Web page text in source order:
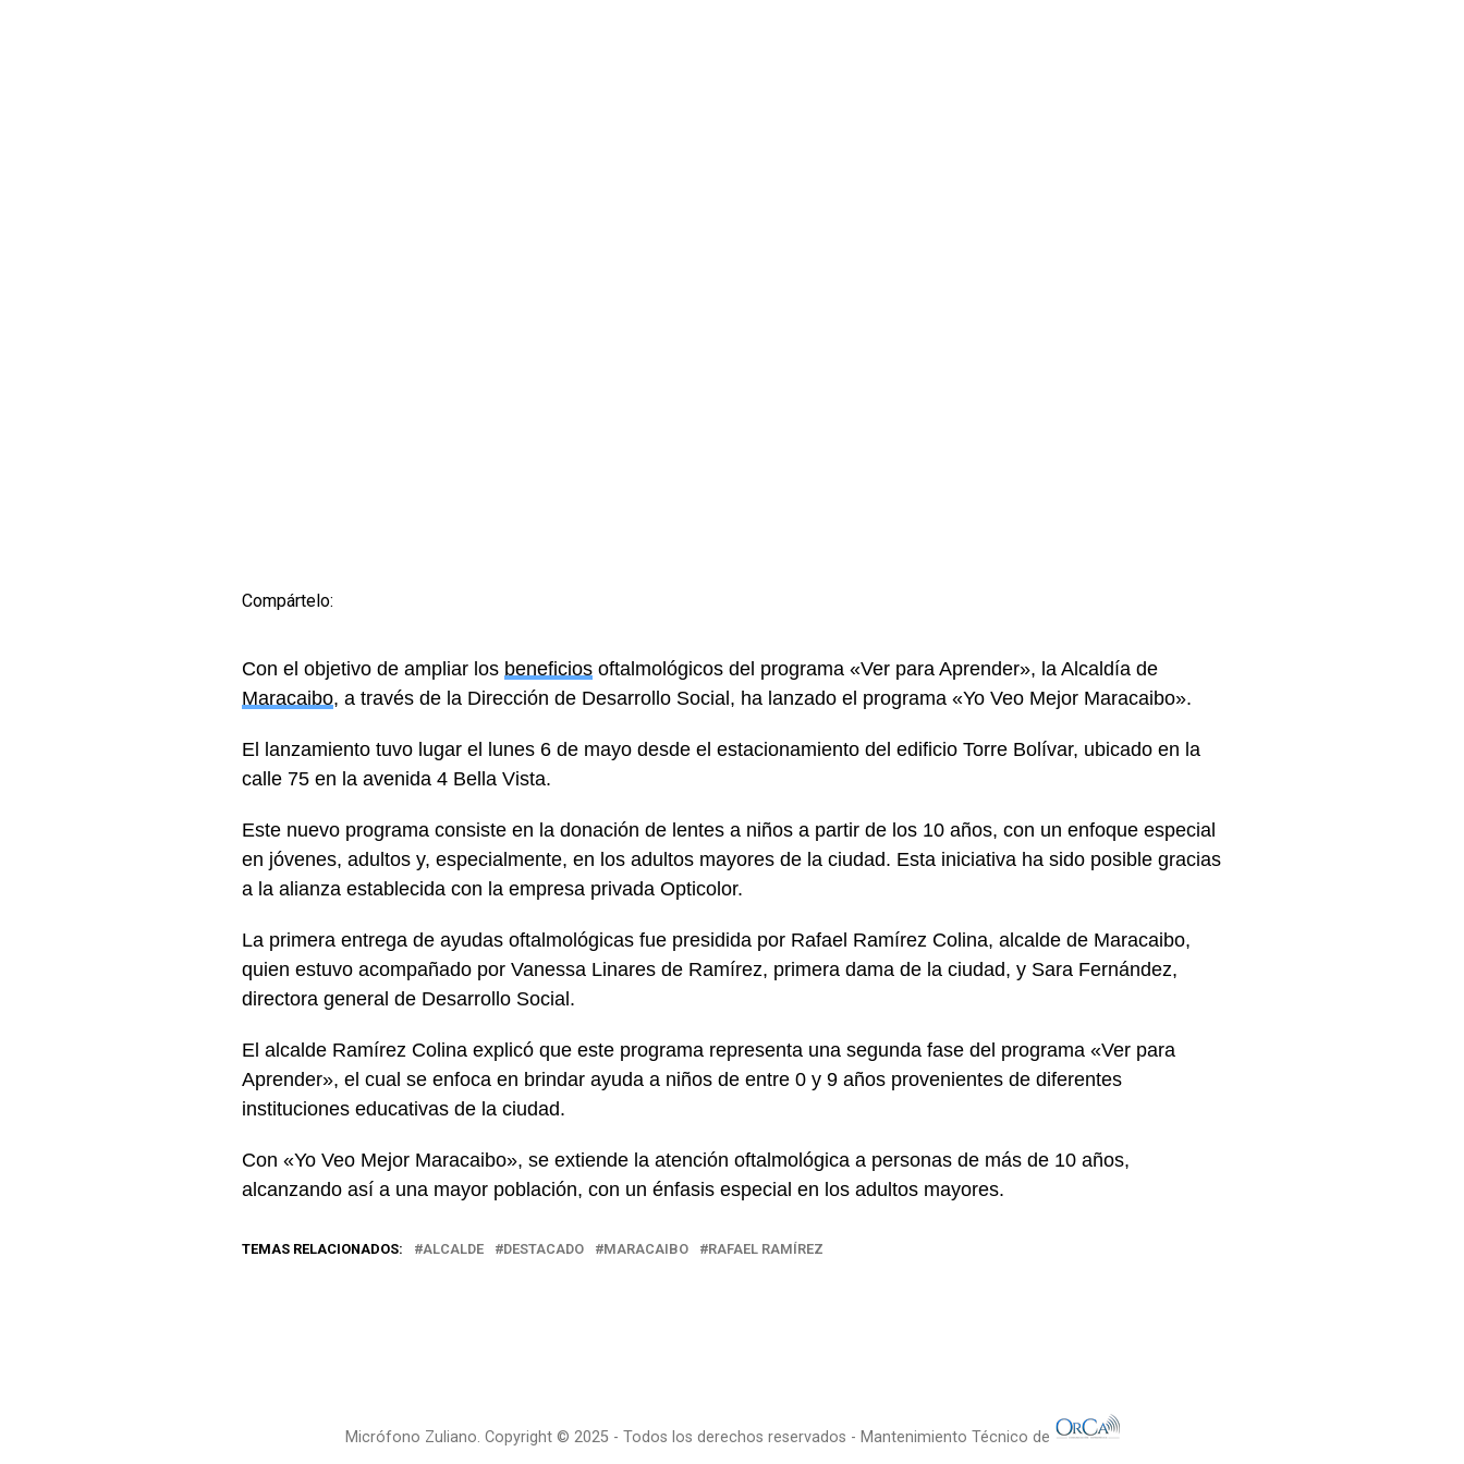
Compártelo:
Con el objetivo de ampliar los beneficios oftalmológicos del programa «Ver para Aprender», la Alcaldía de
Maracaibo, a través de la Dirección de Desarrollo Social, ha lanzado el programa «Yo Veo Mejor Maracaibo».
El lanzamiento tuvo lugar el lunes 6 de mayo desde el estacionamiento del edificio Torre Bolívar, ubicado en la
calle 75 en la avenida 4 Bella Vista.
Este nuevo programa consiste en la donación de lentes a niños a partir de los 10 años, con un enfoque especial
en jóvenes, adultos y, especialmente, en los adultos mayores de la ciudad. Esta iniciativa ha sido posible gracias
a la alianza establecida con la empresa privada Opticolor.
La primera entrega de ayudas oftalmológicas fue presidida por Rafael Ramírez Colina, alcalde de Maracaibo,
quien estuvo acompañado por Vanessa Linares de Ramírez, primera dama de la ciudad, y Sara Fernández,
directora general de Desarrollo Social.
El alcalde Ramírez Colina explicó que este programa representa una segunda fase del programa «Ver para
Aprender», el cual se enfoca en brindar ayuda a niños de entre 0 y 9 años provenientes de diferentes
instituciones educativas de la ciudad.
Con «Yo Veo Mejor Maracaibo», se extiende la atención oftalmológica a personas de más de 10 años,
alcanzando así a una mayor población, con un énfasis especial en los adultos mayores.
TEMAS RELACIONADOS: ALCALDE DESTACADO MARACAIBO RAFAEL RAMÍREZ
Micrófono Zuliano. Copyright © 2025 - Todos los derechos reservados - Mantenimiento Técnico de